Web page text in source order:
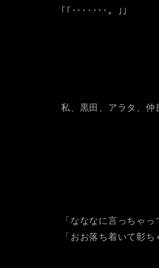
｢｢･･･････。｣｣
私、黒田、アラタ、仲
「なななに言っちゃ
「おお落ち着いて彰ち